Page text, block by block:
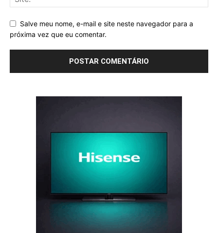
Salve meu nome, e-mail e site neste navegador para a
próxima vez que eu comentar.